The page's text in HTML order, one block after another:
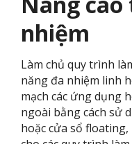
nhiệm
Làm chủ quy trình
năng đa nhiệm linh
mạch các ứng dụng
ngoài bằng cách sử
hoặc cửa sổ